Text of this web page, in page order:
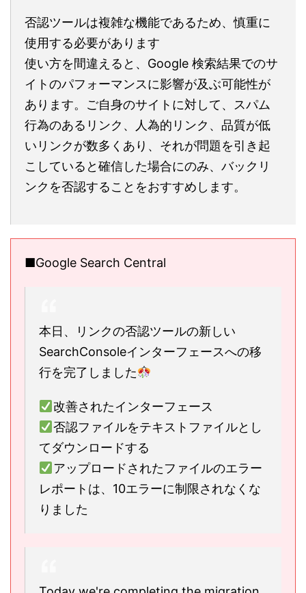
否認ツールは複雑な機能であるため、慎重に
使用する必要があります
使い方を間違えると、Google 検索結果でのサ
イトのパフォーマンスに影響が及ぶ可能性が
あります。ご自身のサイトに対して、スパム
行為のあるリンク、人為的リンク、品質が低
いリンクが数多くあり、それが問題を引き起
こしていると確信した場合にのみ、バックリ
ンクを否認することをおすすめします。
■Google Search Central
本日、リンクの否認ツールの新しい
SearchConsoleインターフェースへの移
行を完了しました
改善されたインターフェース
否認ファイルをテキストファイルとし
てダウンロードする
アップロードされたファイルのエラー
レポートは、10エラーに制限されなくな
りました